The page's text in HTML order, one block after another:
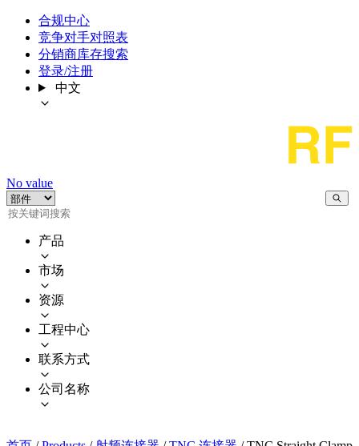
合规中心
竞争对手对照表
分销商库存搜索
登录/注册
中文
No value
产品
市场
资源
工程中心
联系方式
公司名称